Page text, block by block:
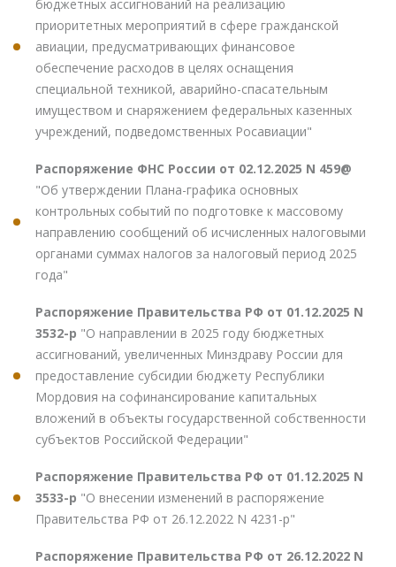
бюджетных ассигнований на реализацию
приоритетных мероприятий в сфере гражданской
авиации, предусматривающих финансовое
обеспечение расходов в целях оснащения
специальной техникой, аварийно-спасательным
имуществом и снаряжением федеральных казенных
учреждений, подведомственных Росавиации"
Распоряжение ФНС России от 02.12.2025 N 459@
"Об утверждении Плана-графика основных
контрольных событий по подготовке к массовому
направлению сообщений об исчисленных налоговыми
органами суммах налогов за налоговый период 2025
года"
Распоряжение Правительства РФ от 01.12.2025 N
3532-р "О направлении в 2025 году бюджетных
ассигнований, увеличенных Минздраву России для
предоставление субсидии бюджету Республики
Мордовия на софинансирование капитальных
вложений в объекты государственной собственности
субъектов Российской Федерации"
Распоряжение Правительства РФ от 01.12.2025 N
3533-р "О внесении изменений в распоряжение
Правительства РФ от 26.12.2022 N 4231-р"
Распоряжение Правительства РФ от 26.12.2022 N